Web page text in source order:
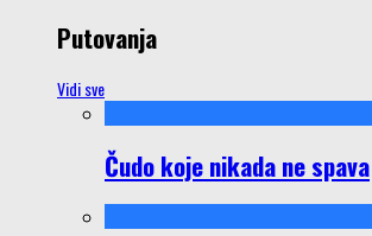
Putovanja
Vidi sve
Čudo koje nikada ne spava